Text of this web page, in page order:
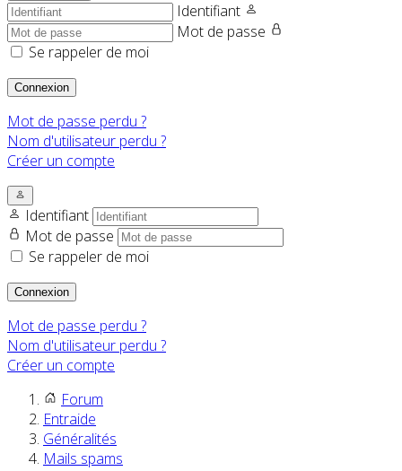
Identifiant
Mot de passe
Se rappeler de moi
Connexion
Mot de passe perdu ?
Nom d'utilisateur perdu ?
Créer un compte
Identifiant
Mot de passe
Se rappeler de moi
Connexion
Mot de passe perdu ?
Nom d'utilisateur perdu ?
Créer un compte
Forum
Entraide
Généralités
Mails spams